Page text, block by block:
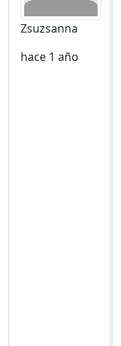
Zsuzsanna
hace 1 año